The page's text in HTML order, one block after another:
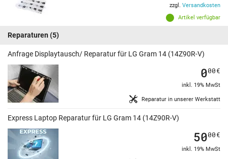
Artikel verfügbar
zzgl. Versandkosten
Reparaturen (5)
Anfrage Displaytausch/ Reparatur für LG Gram 14 (14Z90R-V)
Reparatur in unserer Werkstatt
000€
inkl. 19% MwSt
Express Laptop Reparatur für LG Gram 14 (14Z90R-V)
5000€
inkl. 19% MwSt